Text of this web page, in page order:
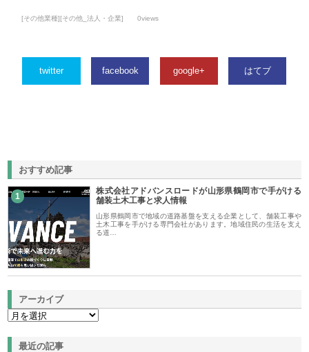
[その他業種][その他_法人・企業] 0views
twitter facebook google+ はてブ
おすすめ記事
1
株式会社アドバンスロードが山形県鶴岡市で手がける
舗装土木工事と求人情報
山形県鶴岡市で地域の道路基盤を支える企業として、舗装工事や
土木工事を手がける専門会社があります。地域住民の生活を支え
る道…
アーカイブ
最近の記事